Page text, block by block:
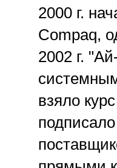
2000 г.
Compaq,
2002 г.
взяло